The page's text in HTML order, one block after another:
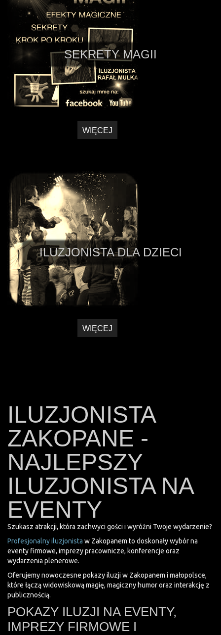
SEKRETY MAGII
WIĘCEJ
ILUZJONISTA DLA DZIECI
WIĘCEJ
ILUZJONISTA
ZAKOPANE -
NAJLEPSZY
ILUZJONISTA NA
EVENTY
Szukasz atrakcji, która zachwyci gości i wyróżni Twoje wydarzenie?
Profesjonalny iluzjonista w Zakopanem to doskonały wybór na
eventy firmowe, imprezy pracownicze, konferencje oraz
wydarzenia plenerowe.
Oferujemy nowoczesne pokazy iluzji w Zakopanem i małopolsce,
które łączą widowiskową magię, magiczny humor oraz interakcję z
publicznością.
POKAZY ILUZJI NA EVENTY,
IMPREZY FIRMOWE I